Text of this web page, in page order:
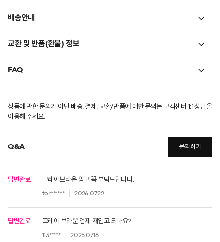
배송안내
교환 및 반품(환불) 정보
FAQ
상품에 관한 문의가 아닌 배송, 결제, 교환/반품에 대한 문의는 고객센터 1:1 상담을
이용해 주세요.
Q&A 문의하기
답변완료 그레이브라운 입고 꼭 부탁드립니디.
tor****** 2026.07.22
답변완료 그레이 브라운 언제 재입고 되나요?
113***** 2026.07.18